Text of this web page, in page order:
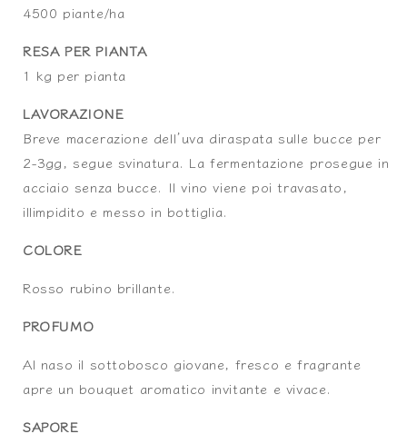
4500 piante/ha
RESA PER PIANTA
1 kg per pianta
LAVORAZIONE
Breve macerazione dell’uva diraspata sulle bucce per
2-3gg, segue svinatura. La fermentazione prosegue in
acciaio senza bucce. Il vino viene poi travasato,
illimpidito e messo in bottiglia.
COLORE
Rosso rubino brillante.
PROFUMO
Al naso il sottobosco giovane, fresco e fragrante
apre un bouquet aromatico invitante e vivace.
SAPORE